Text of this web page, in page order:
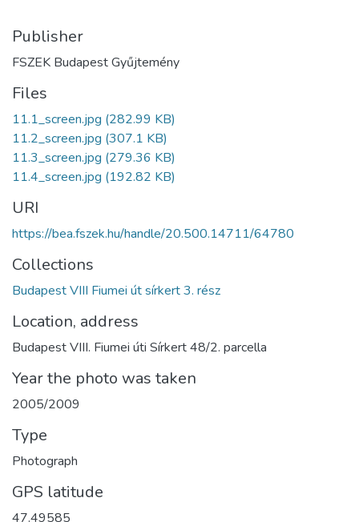
Publisher
FSZEK Budapest Gyűjtemény
Files
11.1_screen.jpg (282.99 KB)
11.2_screen.jpg (307.1 KB)
11.3_screen.jpg (279.36 KB)
11.4_screen.jpg (192.82 KB)
URI
https://bea.fszek.hu/handle/20.500.14711/64780
Collections
Budapest VIII Fiumei út sírkert 3. rész
Location, address
Budapest VIII. Fiumei úti Sírkert 48/2. parcella
Year the photo was taken
2005/2009
Type
Photograph
GPS latitude
47.49585